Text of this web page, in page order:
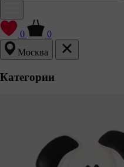
0
0
Москва
Категории